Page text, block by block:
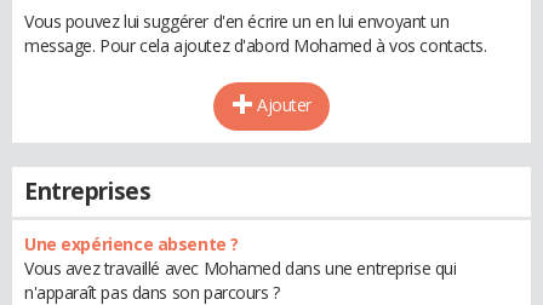
Vous pouvez lui suggérer d'en écrire un en lui envoyant un
message. Pour cela ajoutez d'abord Mohamed à vos contacts.
Ajouter
Entreprises
Une expérience absente ?
Vous avez travaillé avec Mohamed dans une entreprise qui
n'apparaît pas dans son parcours ?